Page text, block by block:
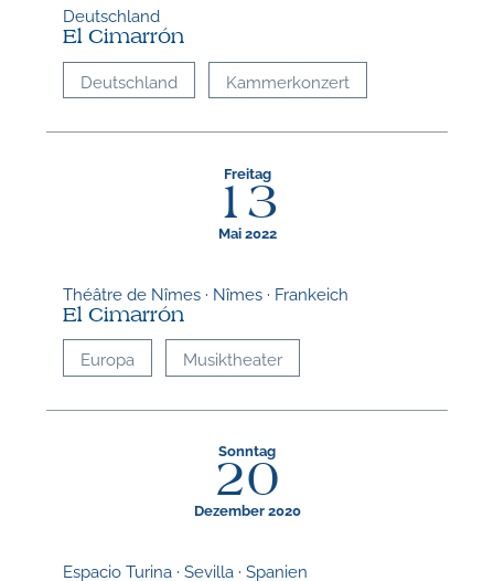
Deutschland
El Cimarrón
Deutschland Kammerkonzert
Freitag
13
Mai 2022
Théâtre de Nîmes · Nîmes · Frankeich
El Cimarrón
Europa Musiktheater
Sonntag
20
Dezember 2020
Espacio Turina · Sevilla · Spanien